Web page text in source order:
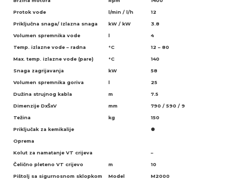
Protok vode l/min / l/h 12
Priključna snaga/ Izlazna snaga kW / kW 3.8
Volumen spremnika vode l 4
Temp. izlazne vode – radna °C 12 – 80
Max. temp. izlazne vode (pare) °C 140
Snaga zagrijavanja kW 58
Volumen spremnika goriva l 25
Dužina strujnog kabla m 7.5
Dimenzije DxŠxV mm 790 / 590 / 980
Težina kg 150
Priključak za kemikalije ●
Oprema
Kolut za namatanje VT crijeva –
Čelično pleteno VT crijevo m 10
Pištolj sa sigurnosnom sklopkom Model M2000